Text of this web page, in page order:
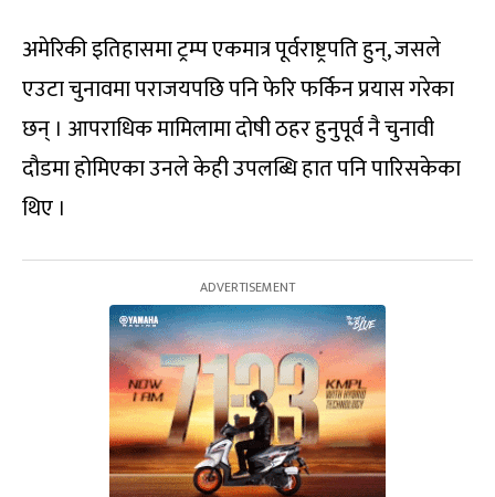
अमेरिकी इतिहासमा ट्रम्प एकमात्र पूर्वराष्ट्रपति हुन्, जसले
एउटा चुनावमा पराजयपछि पनि फेरि फर्किन प्रयास गरेका
छन् । आपराधिक मामिलामा दोषी ठहर हुनुपूर्व नै चुनावी
दौडमा होमिएका उनले केही उपलब्धि हात पनि पारिसकेका
थिए ।